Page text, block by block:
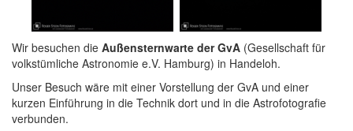
Wir besuchen die Außensternwarte der GvA (Gesellschaft für
volkstümliche Astronomie e.V. Hamburg) in Handeloh.
Unser Besuch wäre mit einer Vorstellung der GvA und einer
kurzen Einführung in die Technik dort und in die Astrofotografie
verbunden.